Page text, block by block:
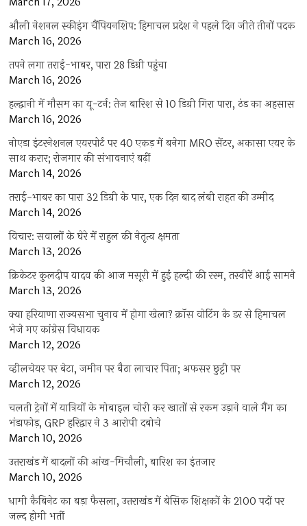
औली नेशनल स्कीइंग चैंपियनशिप: हिमाचल प्रदेश ने पहले दिन जीते तीनों पदक
March 16, 2026
तपने लगा तराई-भाबर, पारा 28 डिग्री पहुंचा
March 16, 2026
हल्द्वानी में मौसम का यू-टर्न: तेज बारिश से 10 डिग्री गिरा पारा, ठंड का अहसास
March 16, 2026
नोएडा इंटरनेशनल एयरपोर्ट पर 40 एकड़ में बनेगा MRO सेंटर, अकासा एयर के
साथ करार; रोजगार की संभावनाएं बढ़ीं
March 14, 2026
तराई-भाबर का पारा 32 डिग्री के पार, एक दिन बाद लंबी राहत की उम्मीद
March 14, 2026
विचार: सवालों के घेरे में राहुल की नेतृत्व क्षमता
March 13, 2026
क्रिकेटर कुलदीप यादव की आज मसूरी में हुई हल्दी की रस्म, तस्वीरें आई सामने
March 13, 2026
क्या हरियाणा राज्यसभा चुनाव में होगा खेला? क्रॉस वोटिंग के डर से हिमाचल
भेजे गए कांग्रेस विधायक
March 12, 2026
व्हीलचेयर पर बेटा, जमीन पर बैठा लाचार पिता; अफसर छुट्टी पर
March 12, 2026
चलती ट्रेनों में यात्रियों के मोबाइल चोरी कर खातों से रकम उड़ाने वाले गैंग का
भंडाफोड़, GRP हरिद्वार ने 3 आरोपी दबोचे
March 10, 2026
उत्तराखंड में बादलों की आंख-मिचौली, बारिश का इंतजार
March 10, 2026
धामी कैबिनेट का बड़ा फैसला, उत्तराखंड में बेसिक शिक्षकों के 2100 पदों पर
जल्द होगी भर्ती